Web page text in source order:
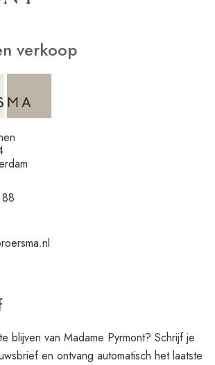
verkoop
blijven van Madame Pyrmont? Schrijf je
en ontvang automatisch het laatste